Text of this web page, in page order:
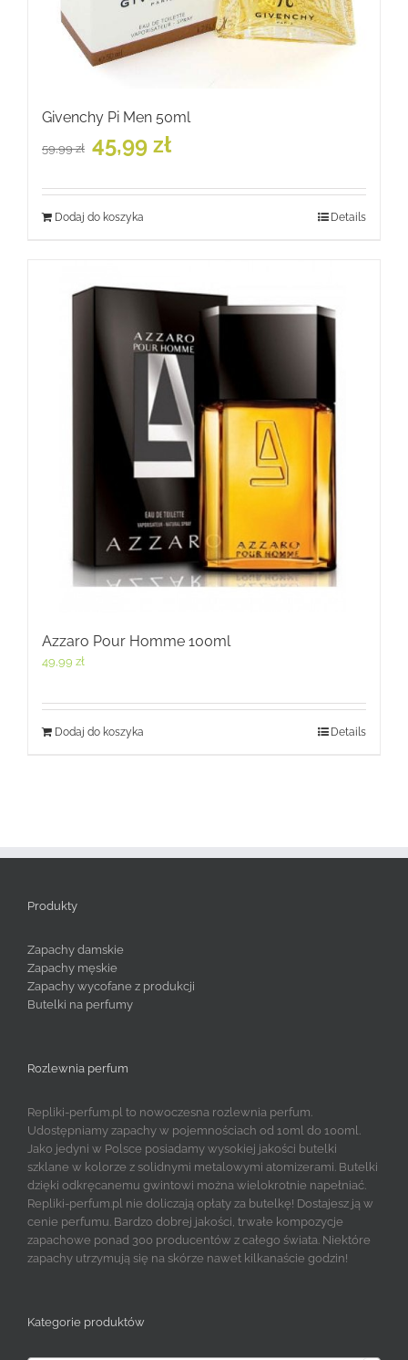
Givenchy Pi Men 50ml
59,99zł cena
59,99 zł.
45,99 złcena
45,99 zł.
Dodaj do koszyka Details
Azzaro Pour Homme 100ml
49,99 zł
Dodaj do koszyka Details
Produkty
Zapachy damskie
Zapachy męskie
Zapachy wycofane z produkcji
Butelki na perfumy
Rozlewnia perfum
Repliki-perfum.pl to nowoczesna rozlewnia perfum.
Udostępniamy zapachy w pojemnościach od 10ml do 100ml.
Jako jedyni w Polsce posiadamy wysokiej jakości butelki
szklane w kolorze z solidnymi metalowymi atomizerami. Butelki
dzięki odkręcanemu gwintowi można wielokrotnie napełniać.
Repliki-perfum.pl nie doliczają opłaty za butelkę! Dostajesz ją w
cenie perfumu. Bardzo dobrej jakości, trwałe kompozycje
zapachowe ponad 300 producentów z całego świata. Niektóre
zapachy utrzymują się na skórze nawet kilkanaście godzin!
Kategorie produktów